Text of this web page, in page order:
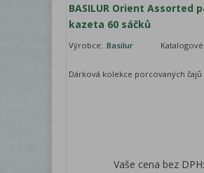
BASILUR Orient Assorted
kazeta 60 sáčků
Výrobce: Basilur
Dárková kolekce porcovaných čajů
Vaše cena bez DPH: